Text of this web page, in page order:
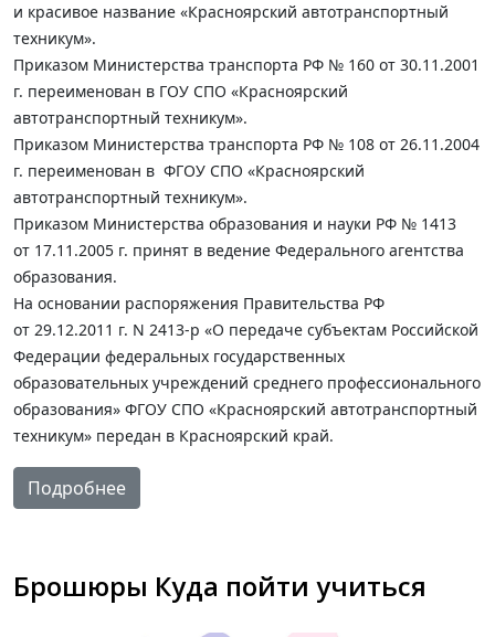
и красивое название «Красноярский автотранспортный
техникум».
Приказом Министерства транспорта РФ № 160 от 30.11.2001
г. переименован в ГОУ СПО «Красноярский
автотранспортный техникум».
Приказом Министерства транспорта РФ № 108 от 26.11.2004
г. переименован в ФГОУ СПО «Красноярский
автотранспортный техникум».
Приказом Министерства образования и науки РФ № 1413
от 17.11.2005 г. принят в ведение Федерального агентства
образования.
На основании распоряжения Правительства РФ
от 29.12.2011 г. N 2413-р «О передаче субъектам Российской
Федерации федеральных государственных
образовательных учреждений среднего профессионального
образования» ФГОУ СПО «Красноярский автотранспортный
техникум» передан в Красноярский край.
Подробнее
Брошюры Куда пойти учиться